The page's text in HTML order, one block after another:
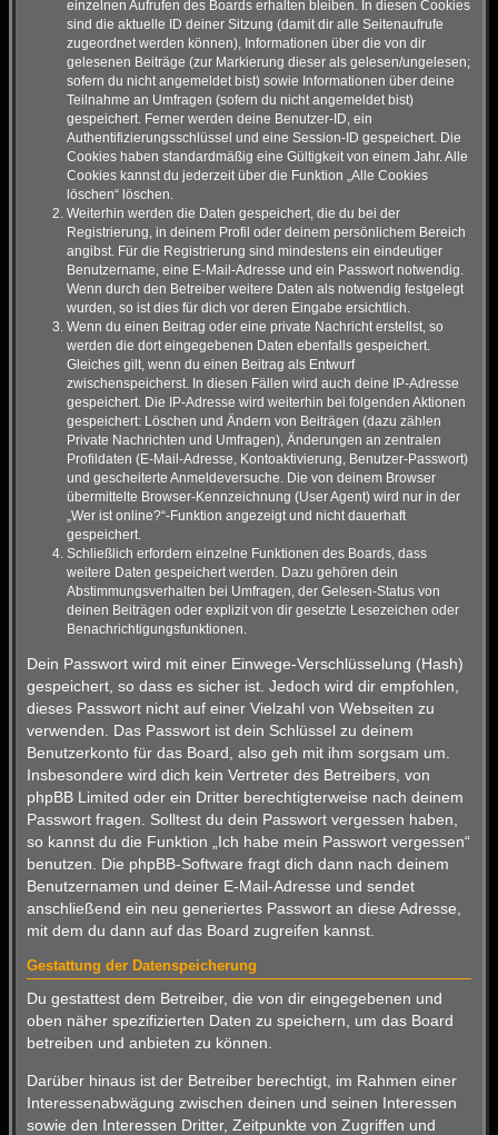
einzelnen Aufrufen des Boards erhalten bleiben. In diesen Cookies
sind die aktuelle ID deiner Sitzung (damit dir alle Seitenaufrufe
zugeordnet werden können), Informationen über die von dir
gelesenen Beiträge (zur Markierung dieser als gelesen/ungelesen;
sofern du nicht angemeldet bist) sowie Informationen über deine
Teilnahme an Umfragen (sofern du nicht angemeldet bist)
gespeichert. Ferner werden deine Benutzer-ID, ein
Authentifizierungsschlüssel und eine Session-ID gespeichert. Die
Cookies haben standardmäßig eine Gültigkeit von einem Jahr. Alle
Cookies kannst du jederzeit über die Funktion „Alle Cookies
löschen“ löschen.
Weiterhin werden die Daten gespeichert, die du bei der
Registrierung, in deinem Profil oder deinem persönlichem Bereich
angibst. Für die Registrierung sind mindestens ein eindeutiger
Benutzername, eine E-Mail-Adresse und ein Passwort notwendig.
Wenn durch den Betreiber weitere Daten als notwendig festgelegt
wurden, so ist dies für dich vor deren Eingabe ersichtlich.
Wenn du einen Beitrag oder eine private Nachricht erstellst, so
werden die dort eingegebenen Daten ebenfalls gespeichert.
Gleiches gilt, wenn du einen Beitrag als Entwurf
zwischenspeicherst. In diesen Fällen wird auch deine IP-Adresse
gespeichert. Die IP-Adresse wird weiterhin bei folgenden Aktionen
gespeichert: Löschen und Ändern von Beiträgen (dazu zählen
Private Nachrichten und Umfragen), Änderungen an zentralen
Profildaten (E-Mail-Adresse, Kontoaktivierung, Benutzer-Passwort)
und gescheiterte Anmeldeversuche. Die von deinem Browser
übermittelte Browser-Kennzeichnung (User Agent) wird nur in der
„Wer ist online?“-Funktion angezeigt und nicht dauerhaft
gespeichert.
Schließlich erfordern einzelne Funktionen des Boards, dass
weitere Daten gespeichert werden. Dazu gehören dein
Abstimmungsverhalten bei Umfragen, der Gelesen-Status von
deinen Beiträgen oder explizit von dir gesetzte Lesezeichen oder
Benachrichtigungsfunktionen.
Dein Passwort wird mit einer Einwege-Verschlüsselung (Hash)
gespeichert, so dass es sicher ist. Jedoch wird dir empfohlen,
dieses Passwort nicht auf einer Vielzahl von Webseiten zu
verwenden. Das Passwort ist dein Schlüssel zu deinem
Benutzerkonto für das Board, also geh mit ihm sorgsam um.
Insbesondere wird dich kein Vertreter des Betreibers, von
phpBB Limited oder ein Dritter berechtigterweise nach deinem
Passwort fragen. Solltest du dein Passwort vergessen haben,
so kannst du die Funktion „Ich habe mein Passwort vergessen“
benutzen. Die phpBB-Software fragt dich dann nach deinem
Benutzernamen und deiner E-Mail-Adresse und sendet
anschließend ein neu generiertes Passwort an diese Adresse,
mit dem du dann auf das Board zugreifen kannst.
Gestattung der Datenspeicherung
Du gestattest dem Betreiber, die von dir eingegebenen und
oben näher spezifizierten Daten zu speichern, um das Board
betreiben und anbieten zu können.
Darüber hinaus ist der Betreiber berechtigt, im Rahmen einer
Interessenabwägung zwischen deinen und seinen Interessen
sowie den Interessen Dritter, Zeitpunkte von Zugriffen und